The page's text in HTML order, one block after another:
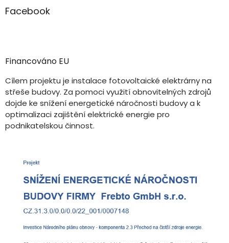
Facebook
Financováno EU
Cílem projektu je instalace fotovoltaické elektrárny na
střeše budovy. Za pomoci využití obnovitelných zdrojů
dojde ke snížení energetické náročnosti budovy a k
optimalizaci zajištění elektrické energie pro
podnikatelskou činnost.